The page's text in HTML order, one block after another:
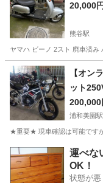
20,000円
熊谷駅
ヤマハ ビーノ 2スト 廃車済み
埼玉 熊谷市 熊谷駅
【オ
ット
ェイド
200,000
浦和美園駅
★重要★ 現車確認は可能です
埼玉 越谷市 浦和美
運べな
OK！
状態が